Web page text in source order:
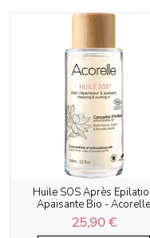
Huile SOS Après
Apaisante Bio - Acorelle
25,90 €